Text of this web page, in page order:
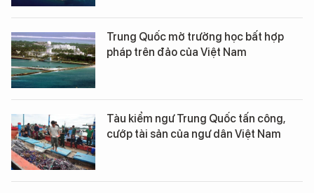
Trung Quốc mở trường học bất hợp
pháp trên đảo của Việt Nam
Tàu kiểm ngư Trung Quốc tấn công,
cướp tài sản của ngư dân Việt Nam